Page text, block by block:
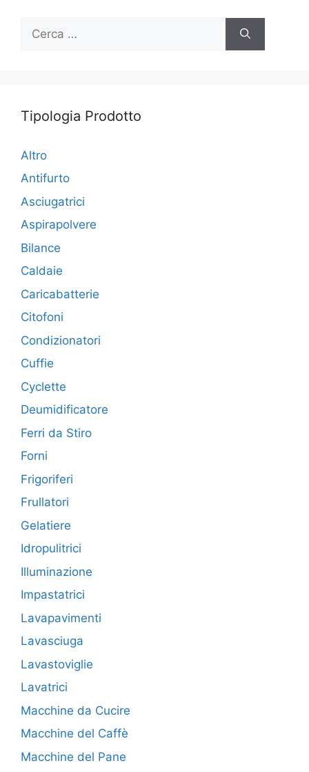
per:
Tipologia Prodotto
Altro
Antifurto
Asciugatrici
Aspirapolvere
Bilance
Caldaie
Caricabatterie
Citofoni
Condizionatori
Cuffie
Cyclette
Deumidificatore
Ferri da Stiro
Forni
Frigoriferi
Frullatori
Gelatiere
Idropulitrici
Illuminazione
Impastatrici
Lavapavimenti
Lavasciuga
Lavastoviglie
Lavatrici
Macchine da Cucire
Macchine del Caffè
Macchine del Pane